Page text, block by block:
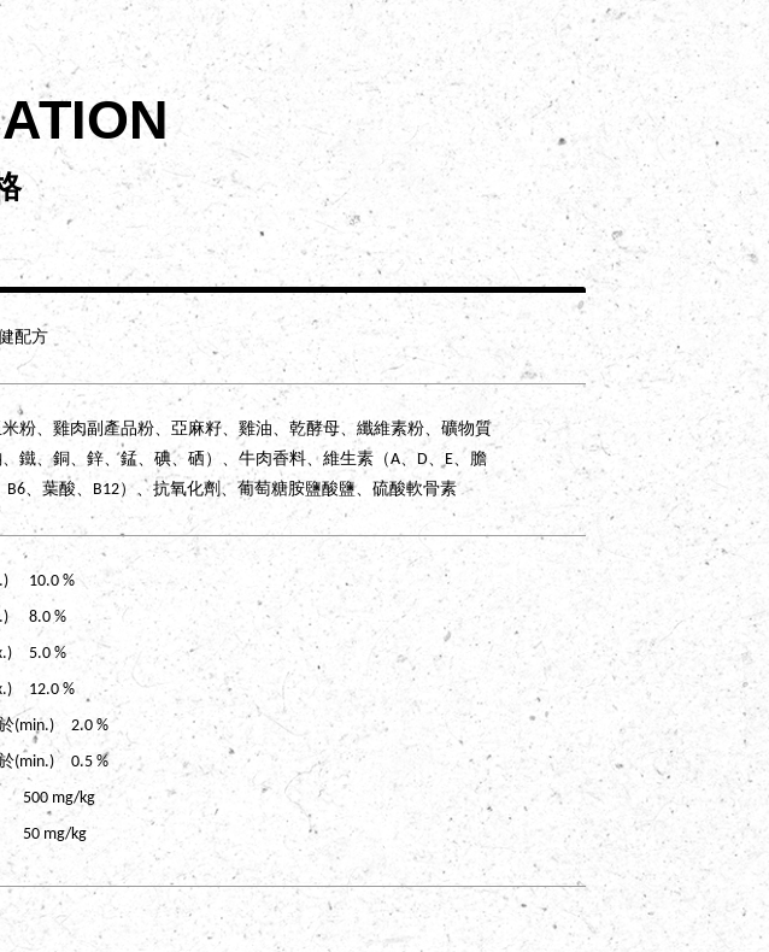
Dog． 狗狗
配方
粉、雞肉副產品粉、亞麻籽、雞油、乾酵母、纖維素粉、礦物質
、鐵、銅、鋅、錳、碘、硒）、牛肉香料、維生素（A、D、E、膽
B6、葉酸、B12）、抗氧化劑、葡萄糖胺鹽酸鹽、硫酸軟骨素
10.0 %
8.0 %
5.0 %
12.0 %
(min.) 2.0 %
(min.) 0.5 %
mg/kg
mg/kg